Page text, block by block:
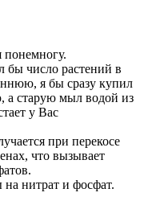
понемногу.
бы число растений в
я бы сразу купил
а старую мыл водой из
у Вас
при перекосе
что вызывает
нитрат и фосфат.